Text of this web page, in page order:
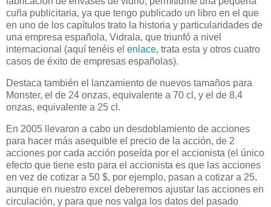
cuña publicitaria, ya que tengo publicado un libro en el que
en uno de los capítulos trato la historia y particularidades de
una empresa española, Vidrala, que triunfó a nivel
internacional (aquí tenéis el enlace, trata esta y otros cuatro
casos de éxito de empresas españolas).
Destaca también el lanzamiento de nuevos tamaños para
Monster, el de 24 onzas, equivalente a 70 cl, y el de 8.4
onzas, equivalente a 25 cl.
En 2005 llevaron a cabo un desdoblamiento de acciones
para hacer más asequible el precio de la acción, de 2
acciones por cada acción poseída por el accionista (el único
efecto que tiene esto para el accionista es que las acciones
en vez de cotizar a 50 $, por ejemplo, pasan a cotizar a 25,
aunque en nuestro excel deberemos ajustar las acciones en
circulación, y para que nos valga los datos del pasado